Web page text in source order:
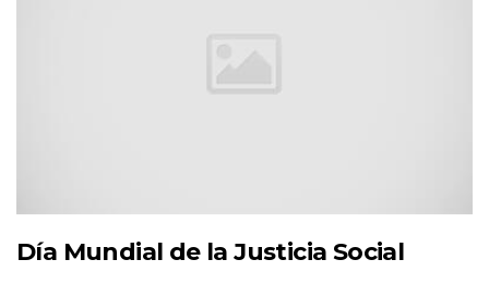
Día Mundial de la Justicia Social